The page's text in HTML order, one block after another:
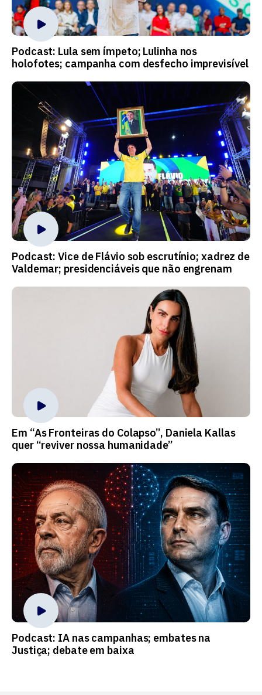
Podcast: Lula sem ímpeto; Lulinha nos
holofotes; campanha com desfecho imprevisível
Podcast: Vice de Flávio sob escrutínio; xadrez de
Valdemar; presidenciáveis que não engrenam
Em “As Fronteiras do Colapso”, Daniela Kallas
quer “reviver nossa humanidade”
Podcast: IA nas campanhas; embates na
Justiça; debate em baixa